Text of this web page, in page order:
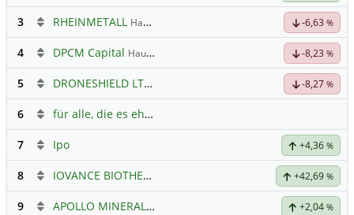
3 RHEINMETALL Hauptdiskussion -6,63 %
4 DPCM Capital Hauptdiskussion -8,23 %
5 DRONESHIELD LTD -8,27 %
6 für alle, die es ehrlich meinen beim Traden.
7 Ipo +4,36 %
8 IOVANCE BIOTHERAP.DL-,001 +42,69 %
9 APOLLO MINERALS +2,04 %